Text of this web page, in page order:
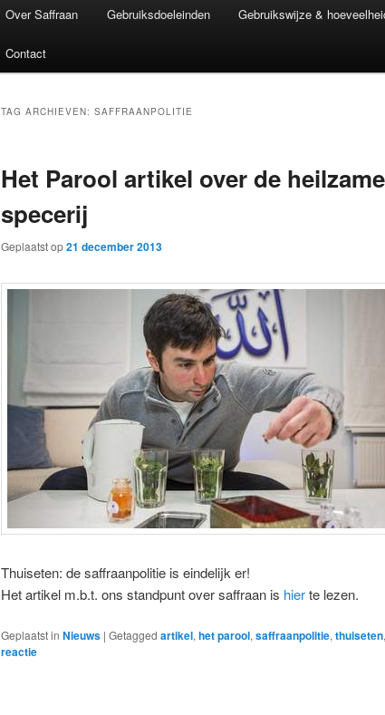
Over Saffraan Gebruiksdoeleinden Gebruikswijze &
Contact
TAG ARCHIEVEN: SAFFRAANPOLITIE
Het Parool artikel over de heilzame
specerij
Geplaatst op21 december 2013
Thuiseten: de saffraanpolitie is eindelijk er!
Het artikel m.b.t. ons standpunt over saffraan is hierte lezen.
Geplaatst in Nieuws | Getagged artikel, het parool, saffraanpolitie, thuiseten,
reactie